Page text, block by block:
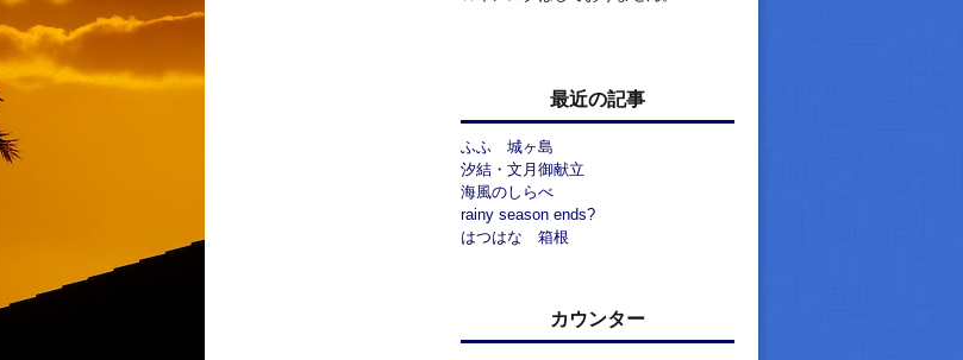
最近の記事
ふふ 城ヶ島
汐結・文月御献立
海風のしらべ
rainy season ends?
はつはな 箱根
カウンター